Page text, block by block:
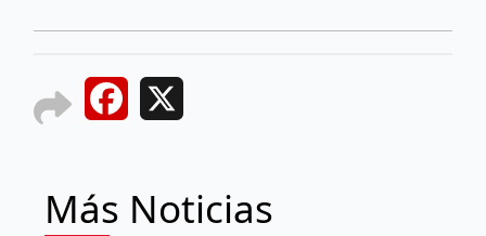
Facebook
Más Noticias